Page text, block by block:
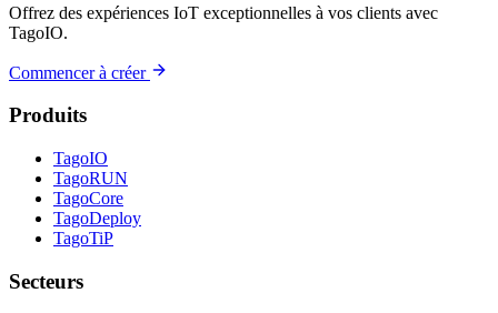
Offrez des expériences IoT exceptionnelles à vos clients avec
TagoIO.
Commencer à créer
Produits
TagoIO
TagoRUN
TagoCore
TagoDeploy
TagoTiP
Secteurs